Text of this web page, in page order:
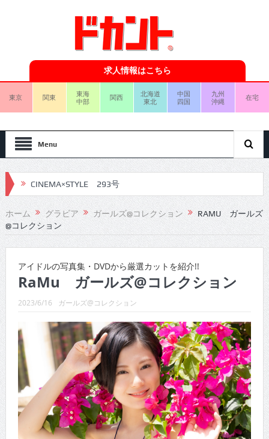
求人情報はこちら
東京 関東
東海
中部
関西
北海道
東北
中国
四国
九州
沖縄
在宅
Menu
CINEMA×STYLE 293号
CINEMA×STYLE 292号
CINEMA×STYLE 291号
CINEMA×STYLE 290号
CINEMA×STYLE 289号
CINEMA×STYLE 286号
CINEMA×STYLE 285号
CINEMA×STYLE 294号
ホーム グラビア ガールズ@コレクション
RAMU ガールズ
@コレクション
アイドルの写真集・DVDから厳選カットを紹介!!
RaMu ガールズ@コレクション
2023/6/16 ガールズ@コレクション